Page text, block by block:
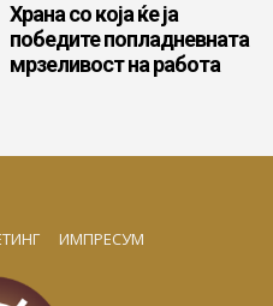
Храна со која ќе ја
победите попладневната
мрзеливост на работа
ИМПРЕСУМ